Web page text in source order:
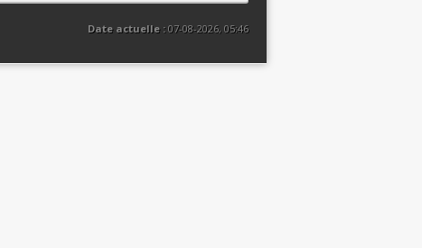
Date actuelle :07-08-2026, 05:46